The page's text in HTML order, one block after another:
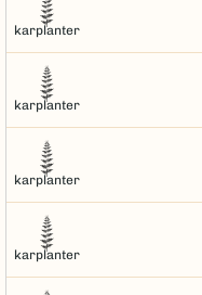
karplanter
karplanter
karplanter
karplanter